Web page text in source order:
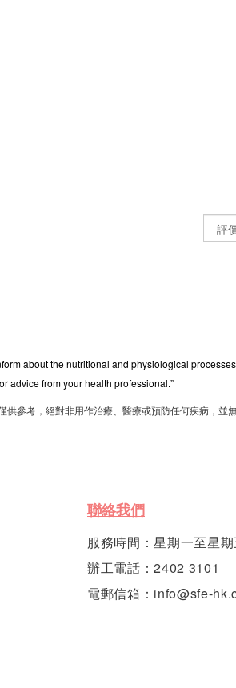
about the nutritional and physiological
advice from your health professional.”
參考，絕對非用作治療、醫療或預防任何疾病，並
聯絡我們
服務時間：星期一至星
辦工電話：2402 3101
電郵信箱：info@sfe-